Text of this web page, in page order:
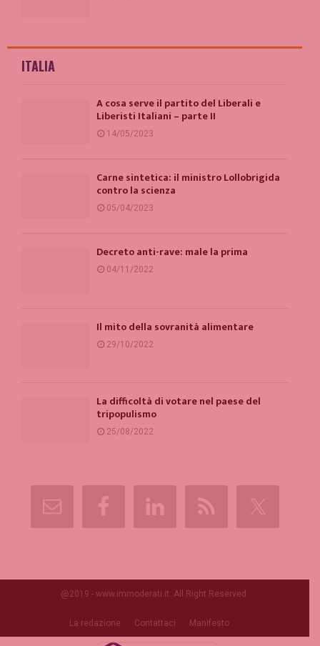
ITALIA
A cosa serve il partito del Liberali e
Liberisti Italiani – parte II
14/05/2023
Carne sintetica: il ministro Lollobrigida
contro la scienza
05/04/2023
Decreto anti-rave: male la prima
04/11/2022
Il mito della sovranità alimentare
29/10/2022
La difficoltà di votare nel paese del
tripopulismo
25/08/2022
@2019 - www.immoderati.it. All Right Reserved.
La redazione Contattaci Manifesto